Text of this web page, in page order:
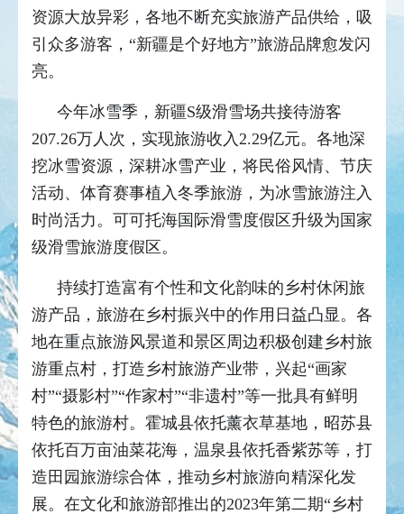
资源大放异彩，各地不断充实旅游产品供给，吸
引众多游客，“新疆是个好地方”旅游品牌愈发闪
亮。
今年冰雪季，新疆S级滑雪场共接待游客
207.26万人次，实现旅游收入2.29亿元。各地深
挖冰雪资源，深耕冰雪产业，将民俗风情、节庆
活动、体育赛事植入冬季旅游，为冰雪旅游注入
时尚活力。可可托海国际滑雪度假区升级为国家
级滑雪旅游度假区。
持续打造富有个性和文化韵味的乡村休闲旅
游产品，旅游在乡村振兴中的作用日益凸显。各
地在重点旅游风景道和景区周边积极创建乡村旅
游重点村，打造乡村旅游产业带，兴起“画家
村”“摄影村”“作家村”“非遗村”等一批具有鲜明
特色的旅游村。霍城县依托薰衣草基地，昭苏县
依托百万亩油菜花海，温泉县依托香紫苏等，打
造田园旅游综合体，推动乡村旅游向精深化发
展。在文化和旅游部推出的2023年第二期“乡村